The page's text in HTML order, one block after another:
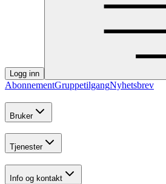
Logg inn
AbonnementGruppetilgangNyhetsbrev
Bruker
Tjenester
Info og kontakt